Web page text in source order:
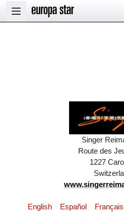
Open main menu
Singer
Route des
1227
English Español Français